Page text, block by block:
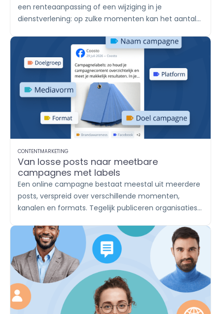
een renteaanpassing of een wijziging in je
dienstverlening: op zulke momenten kan het aantal
stuurt een WhatsApp-bericht, een ander reageert
onder een socialmediapost en weer een ander
plaatst een review. MetEngagebreng je alle
berichten samen, verdeel je het werk onder teams
en help je klanten met een duidelijk en consistent
CONTENTMARKETING
Van losse posts naar meetbare
campagnes met labels
Een online campagne bestaat meestal uit meerdere
posts, verspreid over verschillende momenten,
kanalen en formats. Tegelijk publiceren organisaties
inhakers, vacatures en klantverhalen. Met labels
breng je die content onder in herkenbare groepen. Zo
houd je inPublish overzicht en zie je in
Report
afzonderlijk wat iedere campagne of ieder
contentthema oplevert.